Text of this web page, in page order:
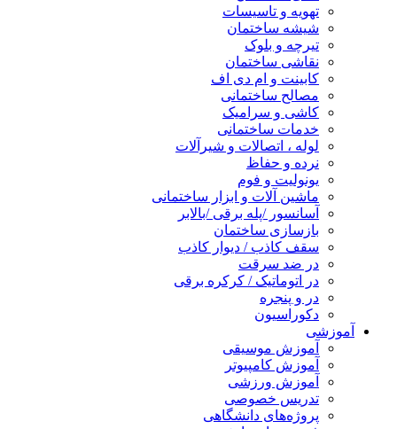
تهویه و تاسیسات
شیشه ساختمان
تیرچه و بلوک
نقاشی ساختمان
کابینت و ام دی اف
مصالح ساختمانی
کاشی و سرامیک
خدمات ساختمانی
لوله ، اتصالات و شیرآلات
نرده و حفاظ
یونولیت و فوم
ماشین آلات و ابزار ساختمانی
آسانسور /پله برقی /بالابر
بازسازی ساختمان
سقف کاذب / دیوار کاذب
در ضد سرقت
در اتوماتیک / کرکره برقی
در و پنجره
دکوراسیون
آموزشی
آموزش موسیقی
آموزش کامپیوتر
آموزش ورزشی
تدریس خصوصی
پروژه‌های دانشگاهی